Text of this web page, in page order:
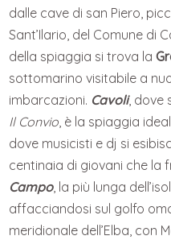
dalle cave di san Piero,
Sant’Ilario, del Comune di
della spiaggia si trova la
sottomarino visitabile a
imbarcazioni. Cavoli, dove
Il Convio , è la spiaggia
dove musicisti e dj si
centinaia di giovani che la
Campo, la più lunga
affacciandosi sul golfo
meridionale dell’Elba, con